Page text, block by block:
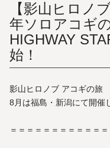
【影山ヒロノ
年ソロアコギ
HIGHWAY
始！
影山ヒロノブ アコギの旅
8月は福島・新潟にて開催
＝＝＝＝＝＝＝＝＝＝＝